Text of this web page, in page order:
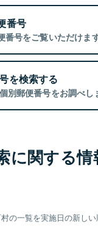
番号
号をご覧いただけます
を検索する
別郵便番号をお調べし
に関する情
の一覧を実施日の新し